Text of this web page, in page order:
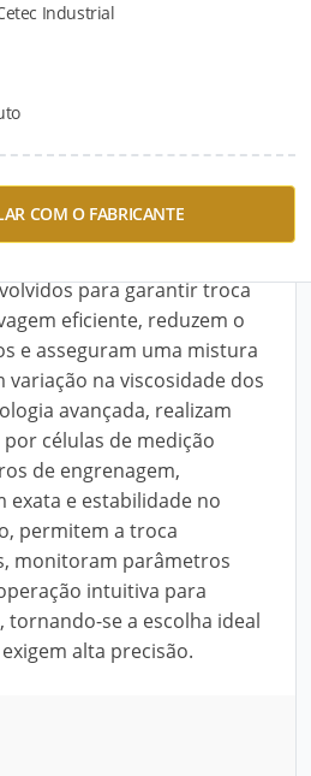
Industrial
COM O FABRICANTE
do produto
oferecem alto desempenho
e alta pressão,
para garantir troca
eficiente, reduzem o
e asseguram uma mistura
variação na viscosidade dos
avançada, realizam
células de medição
de engrenagem,
exata e estabilidade no
permitem a troca
monitoram parâmetros
intuitiva para
tornando-se a escolha ideal
alta precisão.